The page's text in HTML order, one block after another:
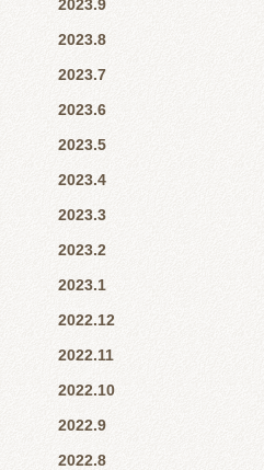
2023.9
2023.8
2023.7
2023.6
2023.5
2023.4
2023.3
2023.2
2023.1
2022.12
2022.11
2022.10
2022.9
2022.8